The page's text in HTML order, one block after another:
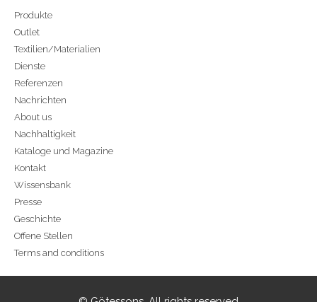
Produkte
Outlet
Textilien/Materialien
Dienste
Referenzen
Nachrichten
About us
Nachhaltigkeit
Kataloge und Magazine
Kontakt
Wissensbank
Presse
Geschichte
Offene Stellen
Terms and conditions